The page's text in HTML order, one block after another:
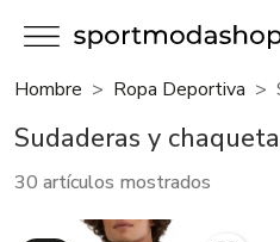
Hombre Ropa Deportiva
Sudaderas y
30 artículos mostrados